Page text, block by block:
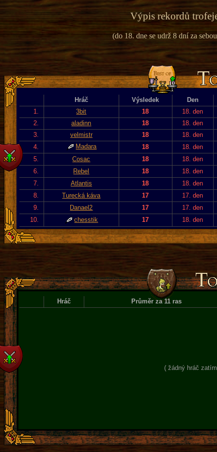
Výpis rekordů
(do 18. dne se udrž 8 dní za
Hráč Výsledek
Den
1.
3bit 18
18. den
2.
aladinn 18
18. den
3.
velmistr 18
18. den
4.
Madara 18
18. den
5.
Cosac 18
18. den
6.
Rebel 18
18. den
7.
Atlantis 18
18. den
8.
Turecká káva 17
17. den
9.
Danael2 17
17. den
10.
chesstik 17 18. den
Hráč Průměr za 11 ras
( žádný hráč